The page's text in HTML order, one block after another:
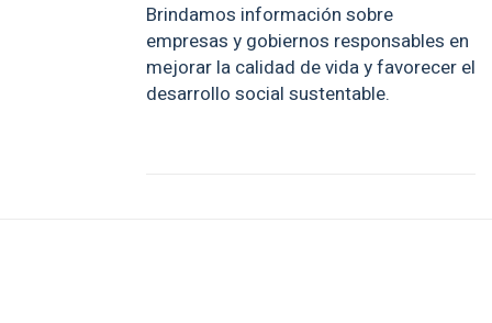
Brindamos información sobre
empresas y gobiernos responsables en
mejorar la calidad de vida y favorecer el
desarrollo social sustentable.